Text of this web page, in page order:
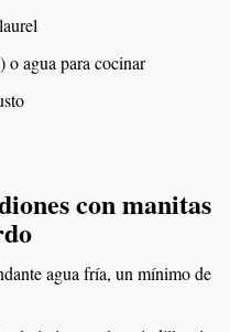
o agua para cocinar
con manitas
agua fría, un mínimo de